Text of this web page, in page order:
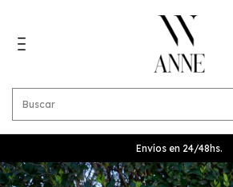
Envíos en 24/48hs.